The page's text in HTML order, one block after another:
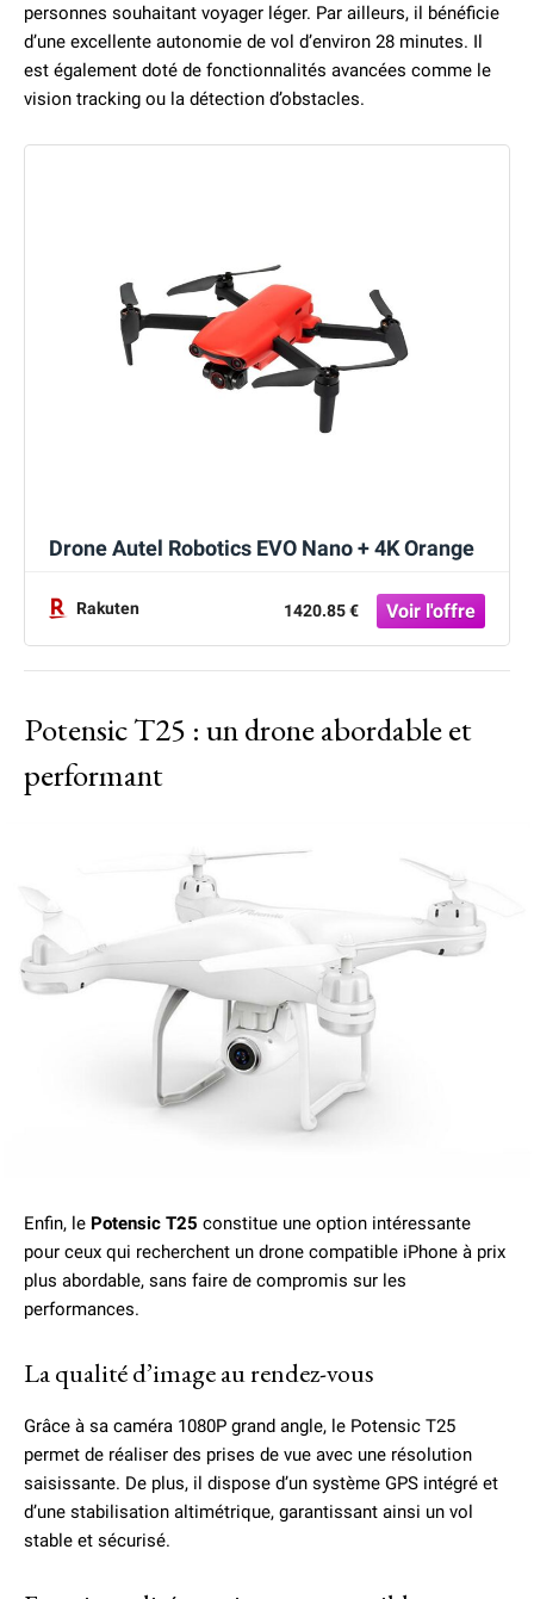
personnes souhaitant voyager léger. Par ailleurs, il bénéficie
d’une excellente autonomie de vol d’environ 28 minutes. Il
est également doté de fonctionnalités avancées comme le
vision tracking ou la détection d’obstacles.
Drone Autel Robotics EVO Nano + 4K Orange
Rakuten 1420.85 €
Potensic T25 : un drone abordable et
performant
Enfin, le Potensic T25 constitue une option intéressante
pour ceux qui recherchent un drone compatible iPhone à prix
plus abordable, sans faire de compromis sur les
performances.
La qualité d’image au rendez-vous
Grâce à sa caméra 1080P grand angle, le Potensic T25
permet de réaliser des prises de vue avec une résolution
saisissante. De plus, il dispose d’un système GPS intégré et
d’une stabilisation altimétrique, garantissant ainsi un vol
stable et sécurisé.